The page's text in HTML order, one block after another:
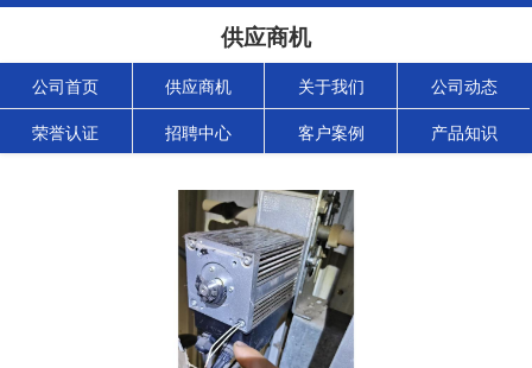
供应商机
公司首页 供应商机 关于我们 公司动态
荣誉认证 招聘中心 客户案例 产品知识